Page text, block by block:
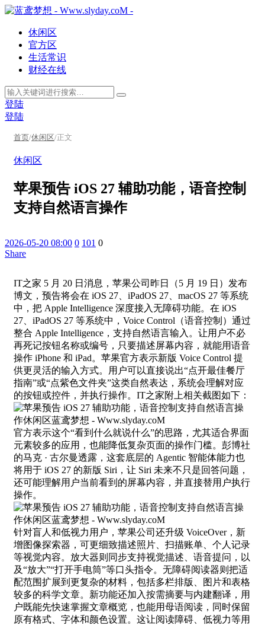
休闲区
官方区
生活常识
财经在线
登陆
登陆
首页/休闲区/正文
休闲区
苹果预告 iOS 27 辅助功能，语音控制
支持自然语言操作
2026-05-20 08:00 0 101 0
Share
IT之家 5 月 20 日消息，苹果公司昨日（5 月 19 日）发布
博文，预告将会在 iOS 27、iPadOS 27、macOS 27 等系统
中，把 Apple Intelligence 深度接入无障碍功能。在 iOS
27、iPadOS 27 等系统中，Voice Control（语音控制）通过
整合 Apple Intelligence，支持自然语言输入。让用户不必
再死记按钮名称或编号，只要描述屏幕内容，就能用语音
操作 iPhone 和 iPad。苹果官方表示新版 Voice Control 提
供更灵活的输入方式。用户可以直接说出“点开最佳餐厅
指南”或“点紫色文件夹”这类自然表达，系统会理解对应
的按钮或控件，并执行操作。IT之家附上相关截图如下：
官方表示这个“看到什么就说什么”的思路，尤其适合界面
元素较多的应用，也能降低复杂页面的操作门槛。彭博社
的马克 · 古尔曼透露，这套底层的 Agentic 智能体能力也
将用于 iOS 27 的新版 Siri，让 Siri 未来不只是回答问题，
还可能理解用户当前看到的屏幕内容，并直接替用户执行
操作。
针对盲人和低视力用户，苹果公司还升级 VoiceOver，新
增图像探索器，可更细致描述照片、扫描账单、个人记录
等视觉内容。放大器则同步支持视觉描述、语音提问，以
及“放大”“打开手电筒”等口头指令。无障碍阅读器则把适
配范围扩展到更复杂的材料，包括多栏排版、图片和表格
较多的科学文章。新功能还加入按需摘要与内建翻译，用
户既能先快速掌握文章概览，也能用母语阅读，同时保留
原有格式、字体和颜色设置。这让阅读障碍、低视力等用